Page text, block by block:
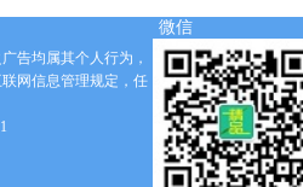
告均属其个人行为，
网信息管理规定，任
微信